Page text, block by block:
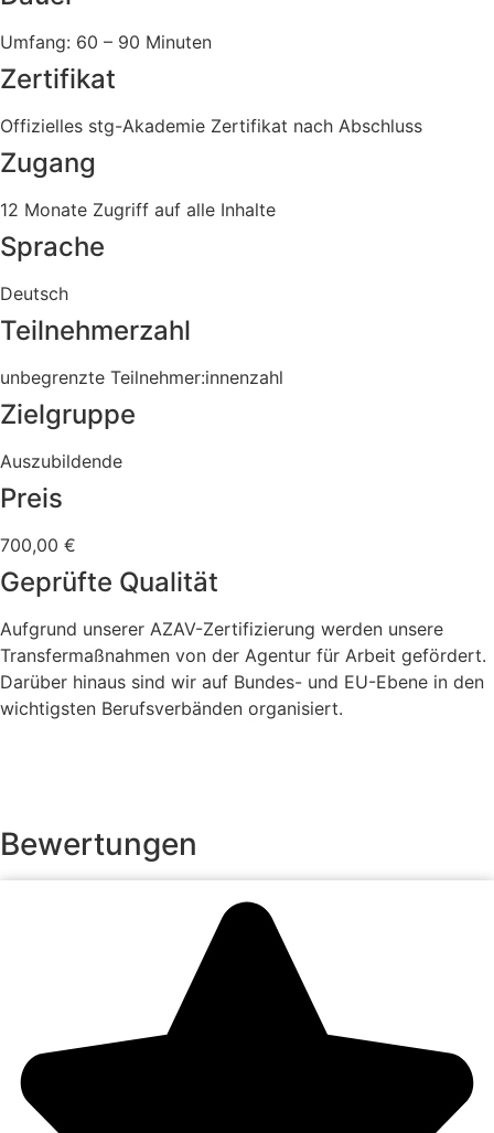
Umfang: 60 – 90 Minuten
Zertifikat
Offizielles stg-Akademie Zertifikat nach Abschluss
Zugang
12 Monate Zugriff auf alle Inhalte
Sprache
Deutsch
Teilnehmerzahl
unbegrenzte Teilnehmer:innenzahl
Zielgruppe
Auszubildende
Preis
700,00 €
Geprüfte Qualität
Aufgrund unserer AZAV-Zertifizierung werden unsere
Transfermaßnahmen von der Agentur für Arbeit gefördert.
Darüber hinaus sind wir auf Bundes- und EU-Ebene in den
wichtigsten Berufsverbänden organisiert.
Bewertungen